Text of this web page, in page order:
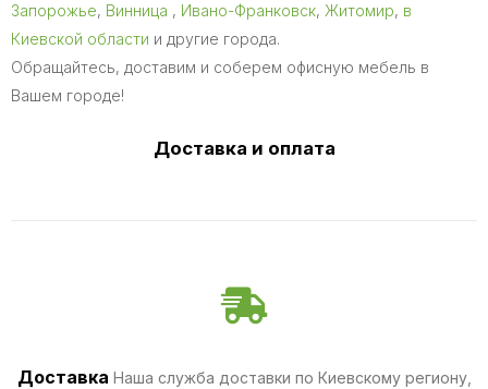
Запорожье, Винница , Ивано-Франковск, Житомир, в
Киевской области и другие города.
Обращайтесь, доставим и соберем офисную мебель в
Вашем городе!
Доставка и оплата
Доставка Наша служба доставки по Киевскому региону,